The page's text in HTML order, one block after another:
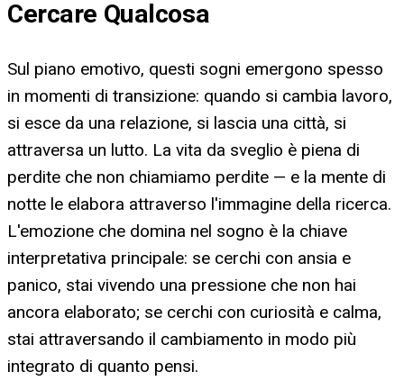
Cercare Qualcosa
Sul piano emotivo, questi sogni emergono spesso
in momenti di transizione: quando si cambia lavoro,
si esce da una relazione, si lascia una città, si
attraversa un lutto. La vita da sveglio è piena di
perdite che non chiamiamo perdite — e la mente di
notte le elabora attraverso l'immagine della ricerca.
L'emozione che domina nel sogno è la chiave
interpretativa principale: se cerchi con ansia e
panico, stai vivendo una pressione che non hai
ancora elaborato; se cerchi con curiosità e calma,
stai attraversando il cambiamento in modo più
integrato di quanto pensi.